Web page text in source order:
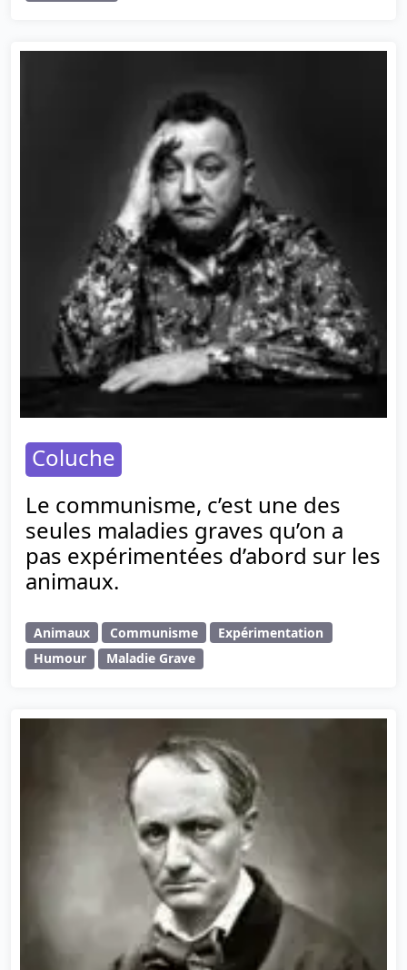
Coluche
Le communisme, c’est une des
seules maladies graves qu’on a
pas expérimentées d’abord sur les
animaux.
Animaux Communisme
Expérimentation
Humour
Maladie Grave